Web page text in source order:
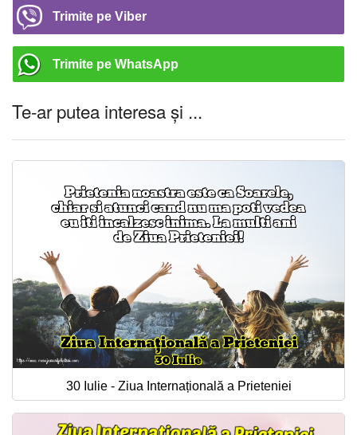
Trimite pe Viber
Trimite pe WhatsApp
Te-ar putea interesa și ...
30 Iulie - Ziua Internațională a Prieteniei